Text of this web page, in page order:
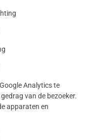
Analytics te
van de bezoeker.
apparaten en